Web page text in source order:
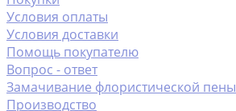
Условия оплаты
Условия доставки
Помощь покупателю
Вопрос - ответ
Замачивание флористической пены
Производство